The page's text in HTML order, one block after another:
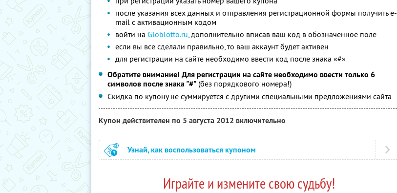
после указания всех данных и отправления регистрационной формы получить e-
mail с активационным кодом
войти на Globlotto.ru, дополнительно вписав ваш код в обозначенное поле
если вы все сделали правильно, то ваш аккаунт будет активен
для регистрации на сайте необходимо ввести код после знака «#»
Обратите внимание! Для регистрации на сайте необходимо ввести только 6
символов после знака "#" (без порядкового номера!)
Скидка по купону не суммируется с другими специальными предложениями сайта
Купон действителен по 5 августа 2012 включительно
Узнай, как воспользоваться купоном
Играйте и измените свою судьбу!